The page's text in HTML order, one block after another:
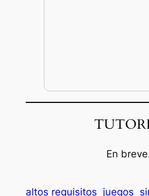
En
altos requisitos juegos